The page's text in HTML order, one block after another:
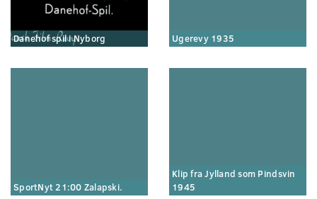
Danehof spil i Nyborg Ugerevy 1935
SportNyt 21:00 Zalapski.
Klip fra Jylland som Pindsvin
1945